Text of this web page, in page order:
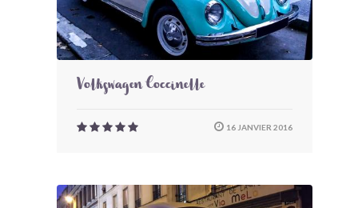
Volkswagen Coccinelle
16 JANVIER 2016